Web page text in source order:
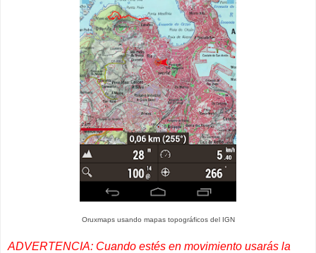
Oruxmaps usando mapas topográficos del IGN
ADVERTENCIA: Cuando estés en movimiento usarás la